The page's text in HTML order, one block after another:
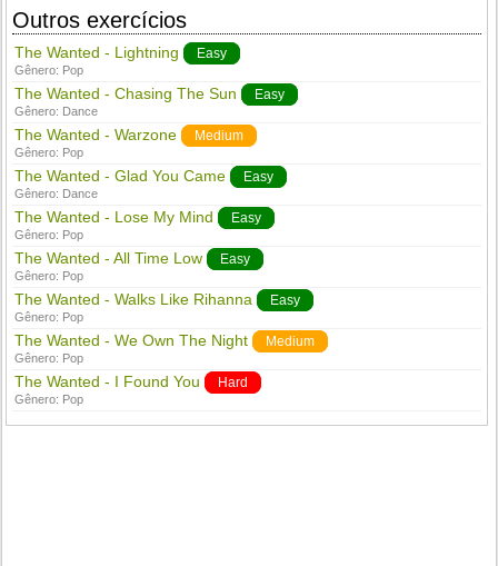
Outros exercícios
The Wanted - Lightning Easy
Gênero: Pop
The Wanted - Chasing The Sun Easy
Gênero: Dance
The Wanted - Warzone Medium
Gênero: Pop
The Wanted - Glad You Came Easy
Gênero: Dance
The Wanted - Lose My Mind Easy
Gênero: Pop
The Wanted - All Time Low Easy
Gênero: Pop
The Wanted - Walks Like Rihanna Easy
Gênero: Pop
The Wanted - We Own The Night Medium
Gênero: Pop
The Wanted - I Found You Hard
Gênero: Pop